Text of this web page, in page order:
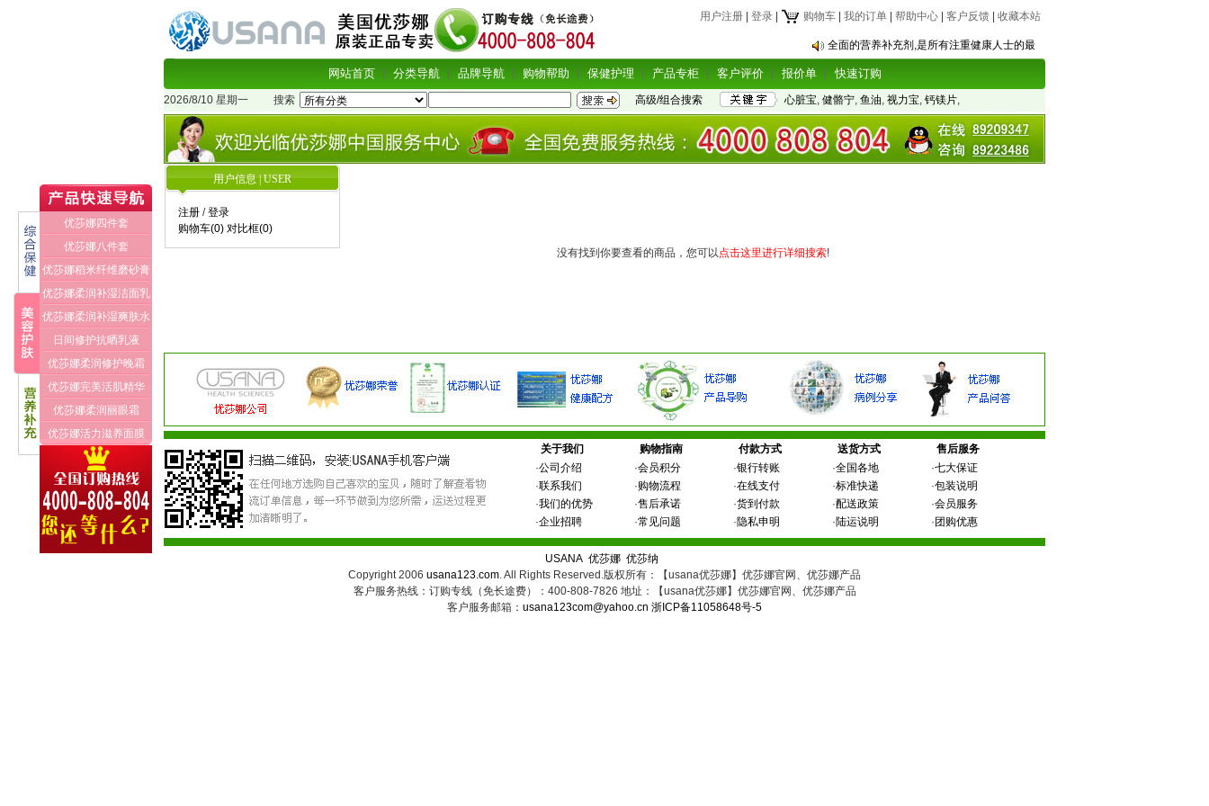
用户注册 登录 购物车 我的订单 帮助中心 客户反馈 收藏本站
全面的营养补充剂,是所有注重健康人士的最
网站首页 分类导航 品牌导航 购物帮助 保健护理 产品专柜 客户评价 报价单 快速订购
2026/8/10 星期一 搜索 高级/组合搜索 心脏宝, 健骼宁, 鱼油, 视力宝, 钙镁片,
用户信息 | USER
注册 /登录
购物车(0) 对比框(0)
没有找到你要查看的商品，您可以点击这里进行详细搜索!
优莎娜四件套
优莎娜八件套
优莎娜稻米纤维磨砂膏
优莎娜柔润补湿洁面乳
优莎娜柔润补湿爽肤水
日间修护抗晒乳液
优莎娜柔润修护晚霜
优莎娜完美活肌精华
优莎娜柔润丽眼霜
优莎娜活力滋养面膜
关于我们
·公司介绍
·联系我们
·我们的优势
·企业招聘
购物指南
·会员积分
·购物流程
·售后承诺
·常见问题
付款方式
·银行转账
·在线支付
·货到付款
·隐私申明
送货方式
·全国各地
·标准快递
·配送政策
·陆运说明
售后服务
·七大保证
·包装说明
·会员服务
· 团购优惠
USANA 优莎娜 优莎纳
Copyright 2006 usana123.com. All Rights Reserved.版权所有：【usana优莎娜】优莎娜官网、优莎娜产品
客户服务热线：订购专线（免长途费）：400-808-7826 地址：【usana优莎娜】优莎娜官网、优莎娜产品
客户服务邮箱： usana123com@yahoo.cn 浙ICP备11058648号-5